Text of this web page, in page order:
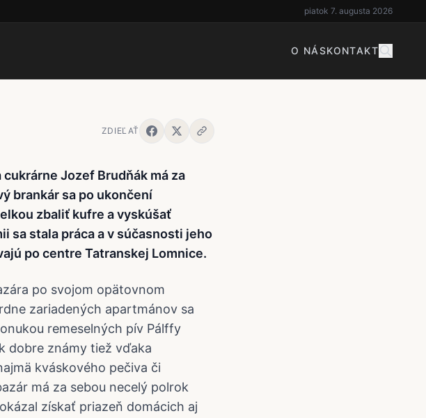
piatok 7. augusta 2026
O NÁSKONTAKT
aj novým,
ZDIEĽAŤ
Jozef Brudňák má za
brankár sa po ukončení
zbaliť kufre a vyskúšať
sa stala práca a v súčasnosti jeho
po centre Tatranskej Lomnice.
po svojom opätovnom
zariadených apartmánov sa
remeselných pív Pálffy
dobre známy tiež vďaka
kváskového pečiva či
má za sebou necelý polrok
získať priazeň domácich aj